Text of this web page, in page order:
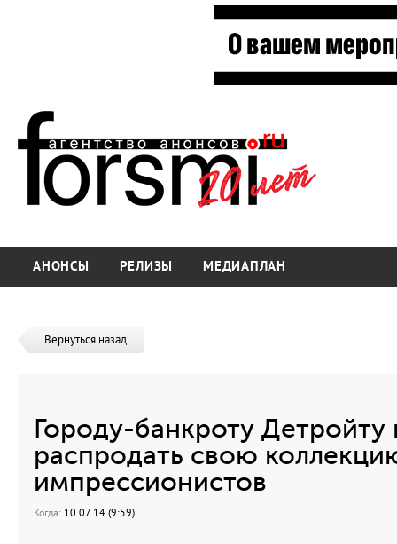
АНОНСЫ РЕЛИЗЫ МЕДИАПЛАН
Вернуться назад
Городу-банкроту Детройту
распродать свою
импрессионистов
Когда: 10.07.14 (9:59)